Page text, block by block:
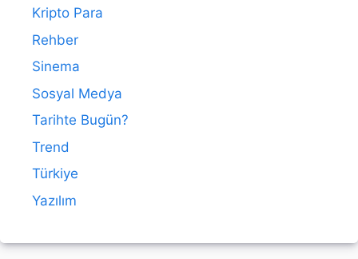
Kripto Para
Rehber
Sinema
Sosyal Medya
Tarihte Bugün?
Trend
Türkiye
Yazılım